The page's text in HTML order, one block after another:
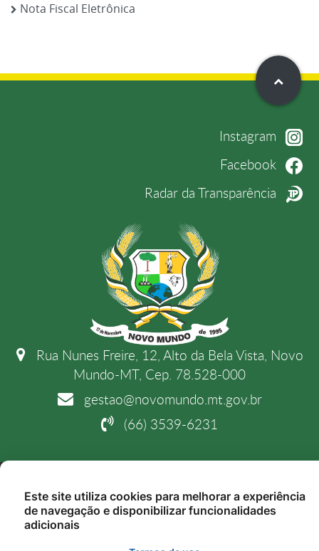
Nota Fiscal Eletrônica
Instagram
Facebook
Radar da Transparência
Rua Nunes Freire, 12, Alto da Bela Vista, Novo
Mundo-MT, Cep. 78.528-000
gestao@novomundo.mt.gov.br
(66) 3539-6231
Copyright 2026. Todos os direitos reservados.
Este site utiliza cookies para melhorar a experiência
de navegação e disponibilizar funcionalidades
adicionais